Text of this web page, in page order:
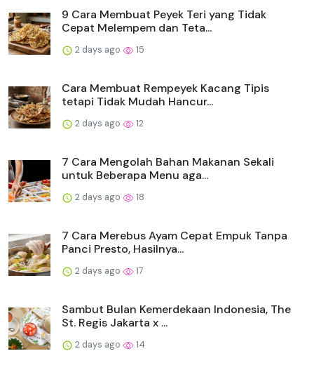
9 Cara Membuat Peyek Teri yang Tidak
Cepat Melempem dan Teta...
2 days ago 15
Cara Membuat Rempeyek Kacang Tipis
tetapi Tidak Mudah Hancur...
2 days ago 12
7 Cara Mengolah Bahan Makanan Sekali
untuk Beberapa Menu aga...
2 days ago 18
7 Cara Merebus Ayam Cepat Empuk Tanpa
Panci Presto, Hasilnya...
2 days ago 17
Sambut Bulan Kemerdekaan Indonesia, The
St. Regis Jakarta x ...
2 days ago 14